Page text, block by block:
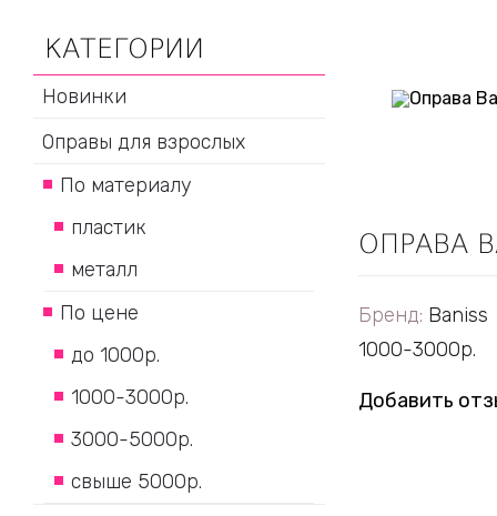
ОПРАВА
Бренд: Baniss
1000-3000р.
Добавить
КАТЕГОРИИ
Новинки
Оправы для взрослых
По материалу
пластик
металл
По цене
до 1000р.
1000-3000р.
3000-5000р.
свыше 5000р.